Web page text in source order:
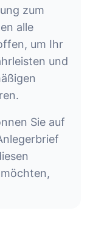
zum
alle
um Ihr
und
Sie auf